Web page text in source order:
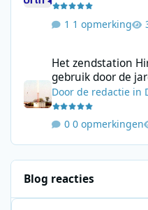
1 opmerking
Het zendstation
gebruik door de
Doorde redactie in
0 opmerkingen
Blog reacties